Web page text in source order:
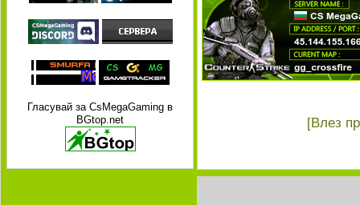
Гласувай за CsMegaGaming в
BGtop.net
[Влез